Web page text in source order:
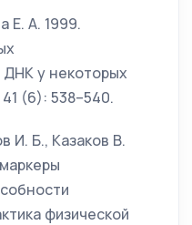
Е. А. 1999.
у некоторых
(6): 538–540.
И. Б., Казаков В.
физической